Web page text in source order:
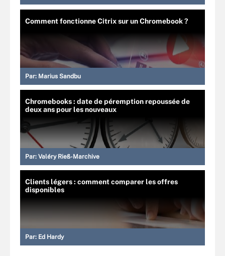
Comment fonctionne Citrix sur un Chromebook ?
Par: Marius Sandbu
Chromebooks : date de péremption repoussée de
deux ans pour les nouveaux
Par: Valéry Rieß-Marchive
Clients légers : comment comparer les offres
disponibles
Par: Ed Hardy